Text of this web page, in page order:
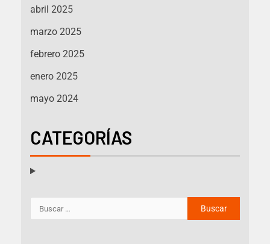
abril 2025
marzo 2025
febrero 2025
enero 2025
mayo 2024
CATEGORÍAS